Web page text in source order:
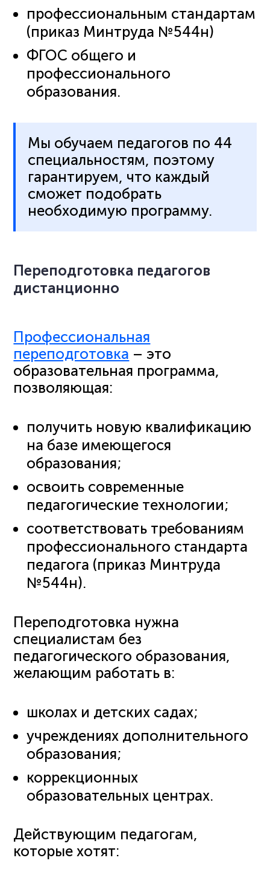
профессиональным стандартам
(приказ Минтруда №544н)
ФГОС общего и
профессионального
образования.
Мы обучаем педагогов по 44
специальностям, поэтому
гарантируем, что каждый
сможет подобрать
необходимую программу.
Переподготовка педагогов
дистанционно
Профессиональная
переподготовка – это
образовательная программа,
позволяющая:
получить новую квалификацию
на базе имеющегося
образования;
освоить современные
педагогические технологии;
соответствовать требованиям
профессионального стандарта
педагога (приказ Минтруда
№544н).
Переподготовка нужна
специалистам без
педагогического образования,
желающим работать в:
школах и детских садах;
учреждениях дополнительного
образования;
коррекционных
образовательных центрах.
Действующим педагогам,
которые хотят: